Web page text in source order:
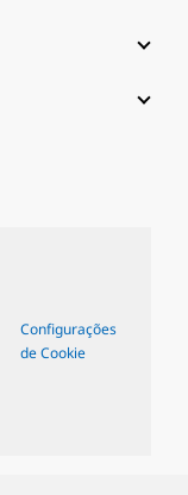
Configurações
de Cookie